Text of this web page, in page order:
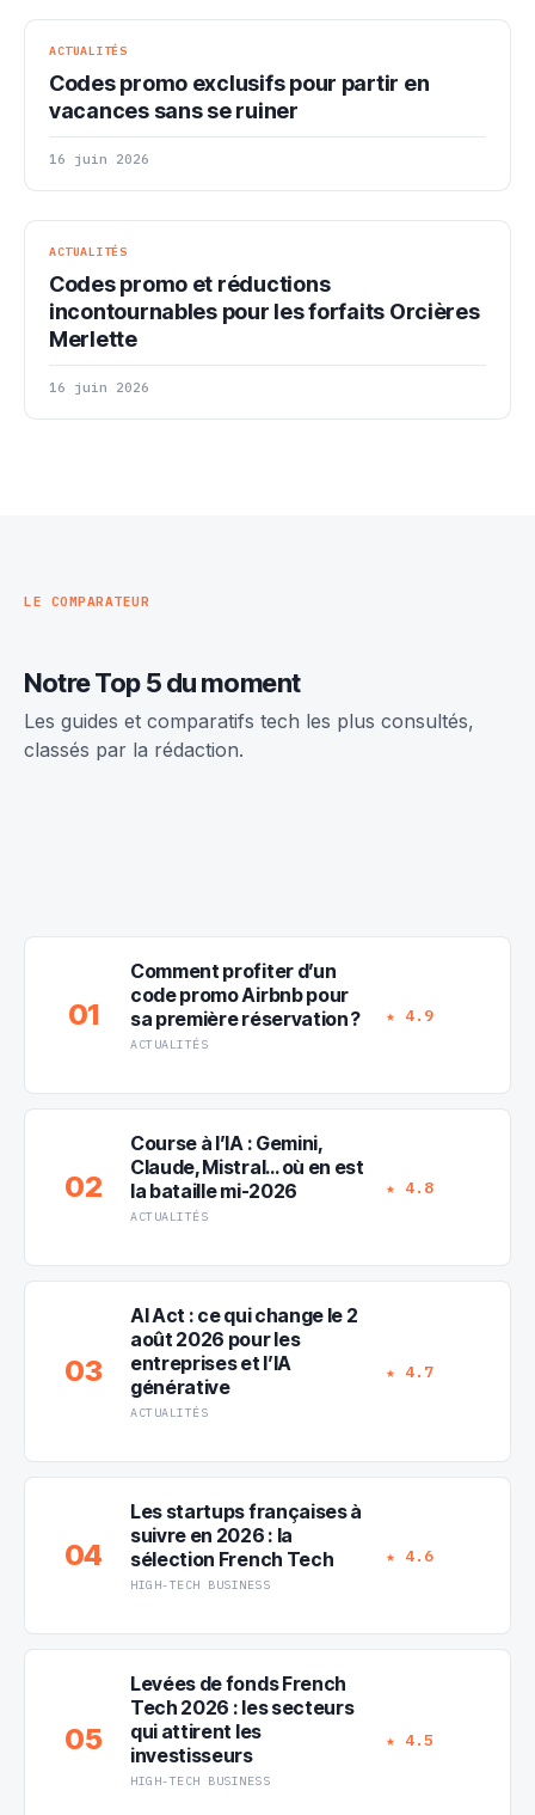
ACTUALITÉS
Codes promo exclusifs pour partir en
vacances sans se ruiner
16 juin 2026
ACTUALITÉS
Codes promo et réductions
incontournables pour les forfaits Orcières
Merlette
16 juin 2026
LE COMPARATEUR
Notre Top 5 du moment
Les guides et comparatifs tech les plus consultés,
classés par la rédaction.
01
Comment profiter d’un
code promo Airbnb pour
sa première réservation ?
ACTUALITÉS
★ 4.9
02
Course à l’IA : Gemini,
Claude, Mistral… où en est
la bataille mi-2026
ACTUALITÉS
★ 4.8
03
AI Act : ce qui change le 2
août 2026 pour les
entreprises et l’IA
générative
ACTUALITÉS
★ 4.7
04
Les startups françaises à
suivre en 2026 : la
sélection French Tech
HIGH-TECH BUSINESS
★ 4.6
05
Levées de fonds French
Tech 2026 : les secteurs
qui attirent les
investisseurs
HIGH-TECH BUSINESS
★ 4.5